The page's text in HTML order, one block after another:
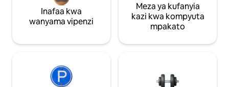
Inafaa kwa
wanyama vipenzi
Meza ya kufanyia
kazi kwa kompyuta
mpakato